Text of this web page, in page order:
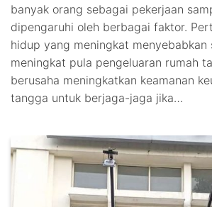
banyak orang sebagai pekerjaan
dipengaruhi oleh berbagai faktor.
hidup yang meningkat menyebabkan
meningkat pula pengeluaran rumah
berusaha meningkatkan keamanan
tangga untuk berjaga-jaga jika…